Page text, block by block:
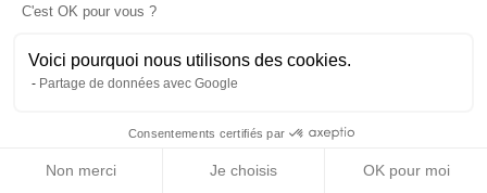
C'est OK pour vous ?
Voici pourquoi nous utilisons des cookies.
Partage de données avec Google
Consentements certifiés par
Non merci Je choisis OK pour moi